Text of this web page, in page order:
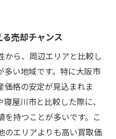
売却チャンス
から、周辺エリアと比較し
多い地域です。特に大阪市
価格の安定が見込まれま
屋川市と比較した際に、
持つことが多いです。こ
のエリアよりも高い買取価